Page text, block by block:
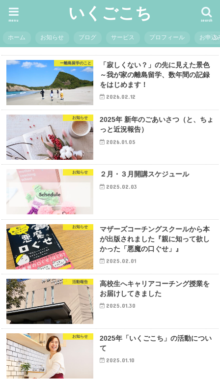
いくごこち search
menu
ホーム お知らせ ブログ サービス プロフィール お申込
ー離島留学のこと
「寂しくない？」の先に見えた景色
～我が家の離島留学、数年間の記録
をはじめます！
2026.02.12
お知らせ
2025年 新年のごあいさつ（と、ちょ
っと近況報告）
2026.01.05
お知らせ ２月・３月開講スケジュール
2025.02.03
お知らせ
マザーズコーチングスクールから本
が出版されました『親に知って欲し
かった「悪魔の口ぐせ」』
2025.02.01
活動報告
高校生へキャリアコーチング授業を
お届けしてきました
2025.01.30
お知らせ
2025年「いくごこち」の活動につい
て
2025.01.10